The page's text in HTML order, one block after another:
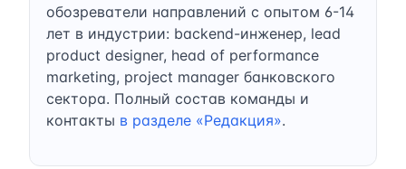
обозреватели направлений с опытом 6-14
лет в индустрии: backend-инженер, lead
product designer, head of performance
marketing, project manager банковского
сектора. Полный состав команды и
контакты в разделе «Редакция».